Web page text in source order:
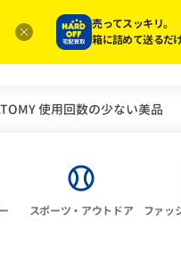
売ってスッキリ。
箱に詰めて送るだ
スポーツ・アウトドア ファッ